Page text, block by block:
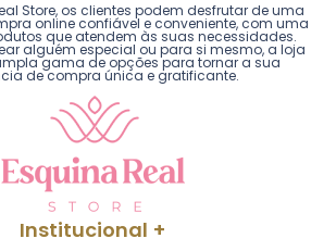
Store, os clientes podem desfrutar de uma
online confiável e conveniente, com uma
que atendem às suas necessidades.
alguém especial ou para si mesmo, a loja
gama de opções para tornar a sua
de compra única e gratificante.
Institucional